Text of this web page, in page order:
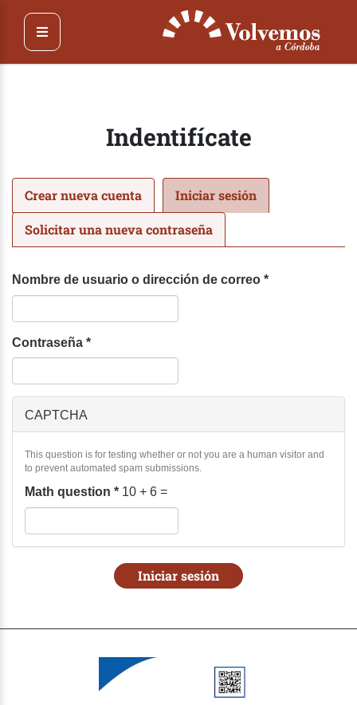
contenido
principal
Indentifícate
Solapas
principales
Crear nueva cuenta Iniciar sesión
activa)
Solicitar una nueva contraseña
Nombre de usuario o dirección de correo *
Contraseña *
CAPTCHA
This question is for testing whether or not you are a human visitor and
to prevent automated spam submissions.
Math question * 10 + 6 =
Iniciar sesión